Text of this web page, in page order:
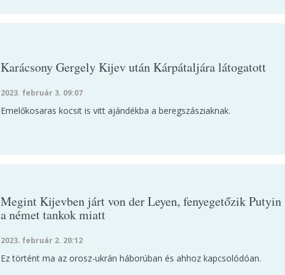
Karácsony Gergely Kijev után Kárpátaljára látogatott
2023. február 3. 09:07
Emelőkosaras kocsit is vitt ajándékba a beregszásziaknak.
Megint Kijevben járt von der Leyen, fenyegetőzik Putyin
a német tankok miatt
2023. február 2. 20:12
Ez történt ma az orosz-ukrán háborúban és ahhoz kapcsolódóan.